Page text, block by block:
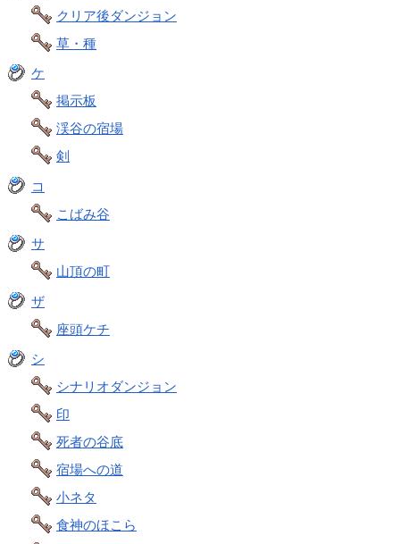
クリア後ダンジョン
草・種
ケ
掲示板
渓谷の宿場
剣
コ
こばみ谷
サ
山頂の町
ザ
座頭ケチ
シ
シナリオダンジョン
印
死者の谷底
宿場への道
小ネタ
食神のほこら